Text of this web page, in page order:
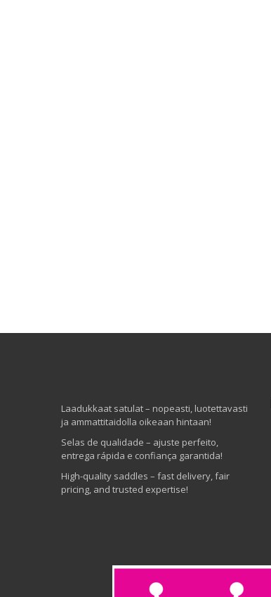
Laadukkaat satulat – nopeasti, luotettavasti
ja ammattitaidolla oikeaan hintaan!
Selas de qualidade – ajuste perfeito,
entrega rápida e confiança garantida!
High-quality saddles – fast delivery, fair
pricing, and trusted expertise!